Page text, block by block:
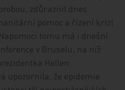
zdůraznil dnes
pomoc a řízení krizí
tomu má i dnešní
v Bruselu, na níž
Hellen
upozornila, že epidemie